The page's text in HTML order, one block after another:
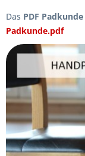
Das PDF Padkunde
Padkunde.pdf